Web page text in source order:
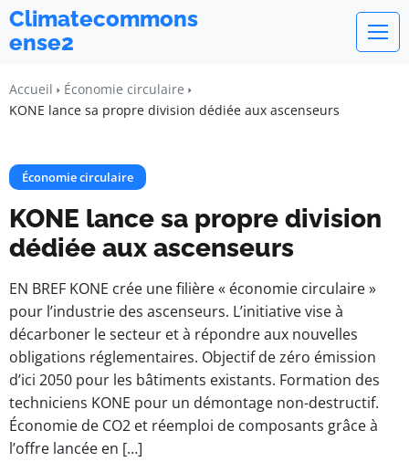
Climatecommons
ense2
Accueil
Économie circulaire
KONE lance sa propre division dédiée aux ascenseurs
Économie circulaire
KONE lance sa propre division
dédiée aux ascenseurs
EN BREF KONE crée une filière « économie circulaire »
pour l’industrie des ascenseurs. L’initiative vise à
décarboner le secteur et à répondre aux nouvelles
obligations réglementaires. Objectif de zéro émission
d’ici 2050 pour les bâtiments existants. Formation des
techniciens KONE pour un démontage non-destructif.
Économie de CO2 et réemploi de composants grâce à
l’offre lancée en […]